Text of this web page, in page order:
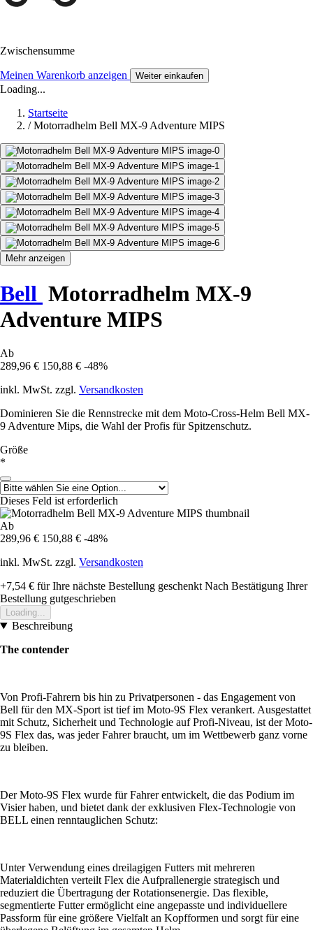
Zwischensumme
Meinen Warenkorb anzeigen Weiter einkaufen
Loading...
Startseite
/ Motorradhelm Bell MX-9 Adventure MIPS
Mehr anzeigen
Bell Motorradhelm MX-9
Adventure MIPS
Ab
289,96 € 150,88 € -48%
inkl. MwSt. zzgl. Versandkosten
Dominieren Sie die Rennstrecke mit dem Moto-Cross-Helm Bell MX-
9 Adventure Mips, die Wahl der Profis für Spitzenschutz.
Größe
*
Dieses Feld ist erforderlich
Ab
289,96 € 150,88 € -48%
inkl. MwSt. zzgl. Versandkosten
+7,54 € für Ihre nächste Bestellung geschenkt Nach Bestätigung Ihrer
Bestellung gutgeschrieben
Loading...
Beschreibung
The contender
Von Profi-Fahrern bis hin zu Privatpersonen - das Engagement von
Bell für den MX-Sport ist tief im Moto-9S Flex verankert. Ausgestattet
mit Schutz, Sicherheit und Technologie auf Profi-Niveau, ist der Moto-
9S Flex das, was jeder Fahrer braucht, um im Wettbewerb ganz vorne
zu bleiben.
Der Moto-9S Flex wurde für Fahrer entwickelt, die das Podium im
Visier haben, und bietet dank der exklusiven Flex-Technologie von
BELL einen renntauglichen Schutz:
Unter Verwendung eines dreilagigen Futters mit mehreren
Materialdichten verteilt Flex die Aufprallenergie strategisch und
reduziert die Übertragung der Rotationsenergie. Das flexible,
segmentierte Futter ermöglicht eine angepasste und individuellere
Passform für eine größere Vielfalt an Kopfformen und sorgt für eine